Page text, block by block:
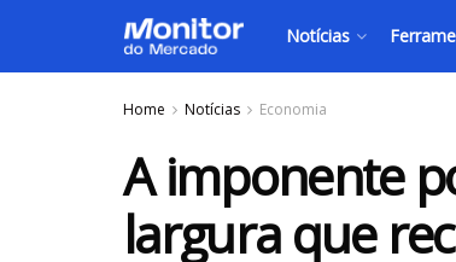
Notícias
Home Notícias Economia
A imponente
largura que